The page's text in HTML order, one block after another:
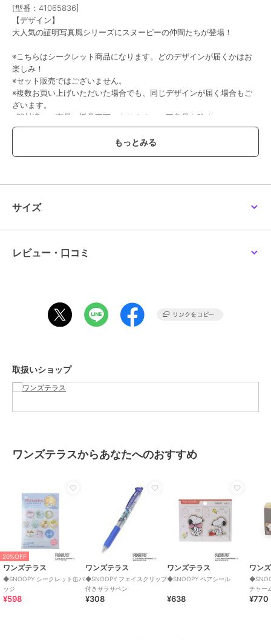
[型番：41065836]
【デザイン】
大人気の証明写真風シリーズにスヌーピーの仲間たちが登場！
※こちらはシークレット商品になります。どのデザインが届くかはお
楽しみ！
※セット販売ではございません。
※複数お買い上げいただいた場合でも、同じデザインが届く場合もご
ざいます。
※開封済みの商品は返品不可となります。（不良品を除く）
＊＊＊＊＊＊＊＊＊＊＊＊＊＊＊＊＊＊＊＊＊＊＊＊＊＊＊＊
気になるアイテムはお気に入り登録がおすすめ！
値下げ情報や在庫状況など新着情報をメルマガにてお知らせ！
この商品は、不良品のみ返品を承ります
貨
／キャラクターグッズ
９９（その他）
素材
商品のお取り扱い方法
原産国 日本製
サイズ
レビュー・口コミ
取扱いショップ
ワンズテラスからあなたへのおすすめ
20%OFF
ワンズテラス
◆SNOOPY シークレット缶バ
ッジ
¥598
ワンズテラス
◆SNOOPY フェイスクリップ
付きサラサペン
¥308
ワンズテラス
◆SNOOPY ペアシール
¥638
ワン
チャー
¥770